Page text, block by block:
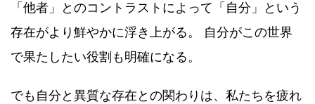
「他者」とのコントラストによって「自分」という
存在がより鮮やかに浮き上がる。 自分がこの世界
で果たしたい役割も明確になる。
でも自分と異質な存在との関わりは、私たちを疲れ